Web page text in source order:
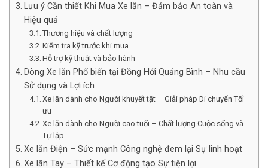
Lưu ý Cần thiết Khi Mua Xe lăn – Đảm bảo An toàn và
Hiệu quả
Thương hiệu và chất lượng
Kiểm tra kỹ trước khi mua
Hỗ trợ kỹ thuật và bảo hành
Dòng Xe lăn Phổ biến tại Đồng Hới Quảng Bình – Nhu cầu
Sử dụng và Lợi ích
Xe lăn dành cho Người khuyết tật – Giải pháp Di chuyển Tối
ưu
Xe lăn dành cho Người cao tuổi – Chất lượng Cuộc sống và
Tự lập
Xe lăn Điện – Sức mạnh Công nghệ đem lại Sự linh hoạt
Xe lăn Tay – Thiết kế Cơ động tạo Sự tiện lợi